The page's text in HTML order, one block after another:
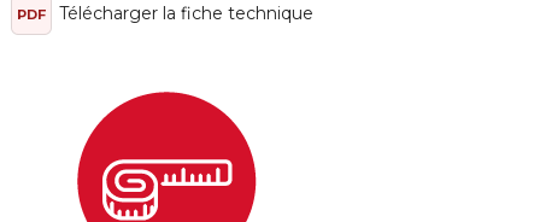
PDF Télécharger la fiche technique